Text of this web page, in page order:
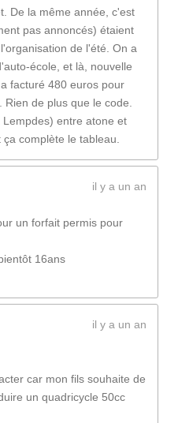
De la même année, c'est
pas annoncés) étaient
de l'été. On a
école, et là, nouvelle
facturé 480 euros pour
de plus que le code.
entre atone et
complète le tableau.
il y a un an
un forfait permis pour
16ans
il y a un an
car mon fils souhaite de
un quadricycle 50cc